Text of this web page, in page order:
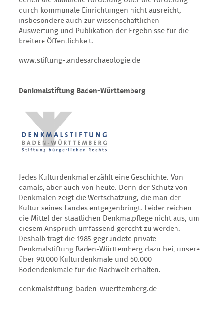
durch kommunale Einrichtungen nicht ausreicht,
insbesondere auch zur wissenschaftlichen
Auswertung und Publikation der Ergebnisse für die
breitere Öffentlichkeit.
www.stiftung-landesarchaeologie.de
Denkmalstiftung Baden-Württemberg
Jedes Kulturdenkmal erzählt eine Geschichte. Von
damals, aber auch von heute. Denn der Schutz von
Denkmalen zeigt die Wertschätzung, die man der
Kultur seines Landes entgegenbringt. Leider reichen
die Mittel der staatlichen Denkmalpflege nicht aus, um
diesem Anspruch umfassend gerecht zu werden.
Deshalb trägt die 1985 gegründete private
Denkmalstiftung Baden-Württemberg dazu bei, unsere
über 90.000 Kulturdenkmale und 60.000
Bodendenkmale für die Nachwelt erhalten.
denkmalstiftung-baden-wuerttemberg.de